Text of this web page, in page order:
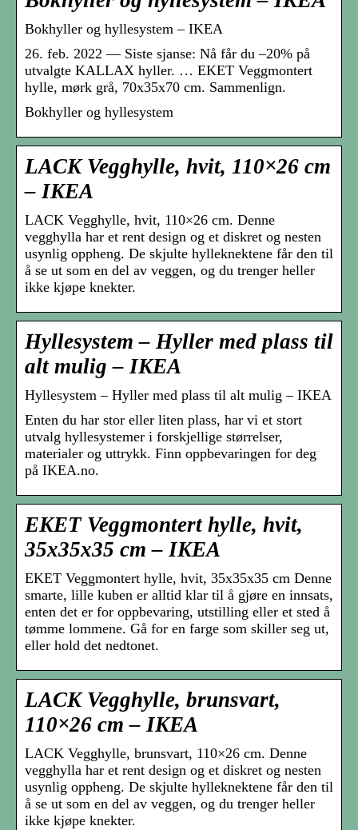
Bokhyller og hyllesystem – IKEA
26. feb. 2022 — Siste sjanse: Nå får du –20% på
utvalgte KALLAX hyller. … EKET Veggmontert
hylle, mørk grå, 70x35x70 cm. Sammenlign.
Bokhyller og hyllesystem
LACK Vegghylle, hvit, 110×26 cm
– IKEA
LACK Vegghylle, hvit, 110×26 cm. Denne
vegghylla har et rent design og et diskret og nesten
usynlig oppheng. De skjulte hylleknektene får den til
å se ut som en del av veggen, og du trenger heller
ikke kjøpe knekter.
Hyllesystem – Hyller med plass til
alt mulig – IKEA
Hyllesystem – Hyller med plass til alt mulig – IKEA
Enten du har stor eller liten plass, har vi et stort
utvalg hyllesystemer i forskjellige størrelser,
materialer og uttrykk. Finn oppbevaringen for deg
på IKEA.no.
EKET Veggmontert hylle, hvit,
35x35x35 cm – IKEA
EKET Veggmontert hylle, hvit, 35x35x35 cm Denne
smarte, lille kuben er alltid klar til å gjøre en innsats,
enten det er for oppbevaring, utstilling eller et sted å
tømme lommene. Gå for en farge som skiller seg ut,
eller hold det nedtonet.
LACK Vegghylle, brunsvart,
110×26 cm – IKEA
LACK Vegghylle, brunsvart, 110×26 cm. Denne
vegghylla har et rent design og et diskret og nesten
usynlig oppheng. De skjulte hylleknektene får den til
å se ut som en del av veggen, og du trenger heller
ikke kjøpe knekter.